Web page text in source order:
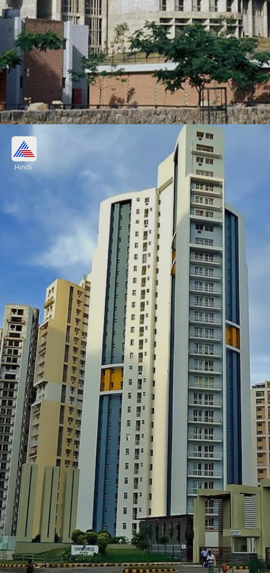
GDP - 293 बिलियन डॉलर
औसत खर्च प्रति व्यक्ति - 2500 रुपए (होटल+खाना)
Hindi